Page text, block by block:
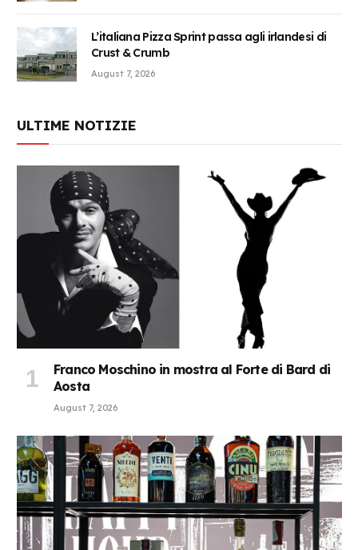
L’italiana Pizza Sprint passa agli irlandesi di
Crust & Crumb
August 7, 2026
ULTIME NOTIZIE
Franco Moschino in mostra al Forte di Bard di
Aosta
August 7, 2026